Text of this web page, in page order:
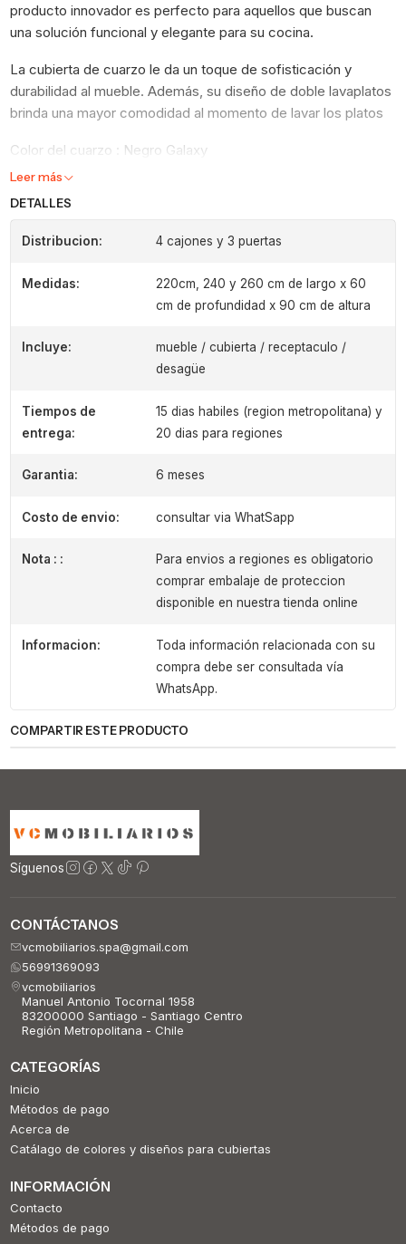
producto innovador es perfecto para aquellos que buscan
una solución funcional y elegante para su cocina.
La cubierta de cuarzo le da un toque de sofisticación y
durabilidad al mueble. Además, su diseño de doble lavaplatos
brinda una mayor comodidad al momento de lavar los platos
Color del cuarzo : Negro Galaxy
Leer más
DETALLES
Distribucion: 4 cajones y 3 puertas
Medidas:
220cm, 240 y 260 cm de largo x 60
cm de profundidad x 90 cm de altura
Incluye:
mueble / cubierta / receptaculo /
desagüe
Tiempos de
entrega:
15 dias habiles (region metropolitana) y
20 dias para regiones
Garantia: 6 meses
Costo de envio: consultar via WhatSapp
Nota : :
Para envios a regiones es obligatorio
comprar embalaje de proteccion
disponible en nuestra tienda online
Informacion:
Toda información relacionada con su
compra debe ser consultada vía
WhatsApp.
COMPARTIR ESTE PRODUCTO
Síguenos
CONTÁCTANOS
vcmobiliarios.spa@gmail.com
56991369093
vcmobiliarios
Manuel Antonio Tocornal 1958
83200000 Santiago - Santiago Centro
Región Metropolitana - Chile
CATEGORÍAS
Inicio
Métodos de pago
Acerca de
Catálago de colores y diseños para cubiertas
INFORMACIÓN
Contacto
Métodos de pago